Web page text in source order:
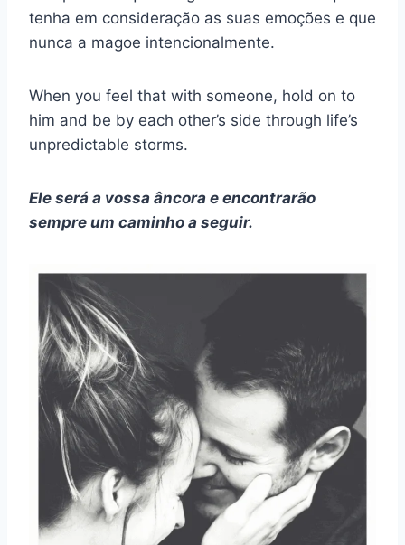
tenha em consideração as suas emoções e que
nunca a magoe intencionalmente.
When you feel that with someone, hold on to
him and be by each other’s side through life’s
unpredictable storms.
Ele será a vossa âncora e encontrarão
sempre um caminho a seguir.